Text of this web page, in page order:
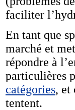
faciliter
En tant que
marché et
répondre à
particulières
catégories, et
tentent.